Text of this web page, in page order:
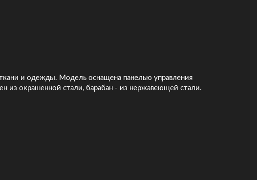
и одежды. Модель оснащена панелью управления
из окрашенной стали, барабан - из нержавеющей стали.